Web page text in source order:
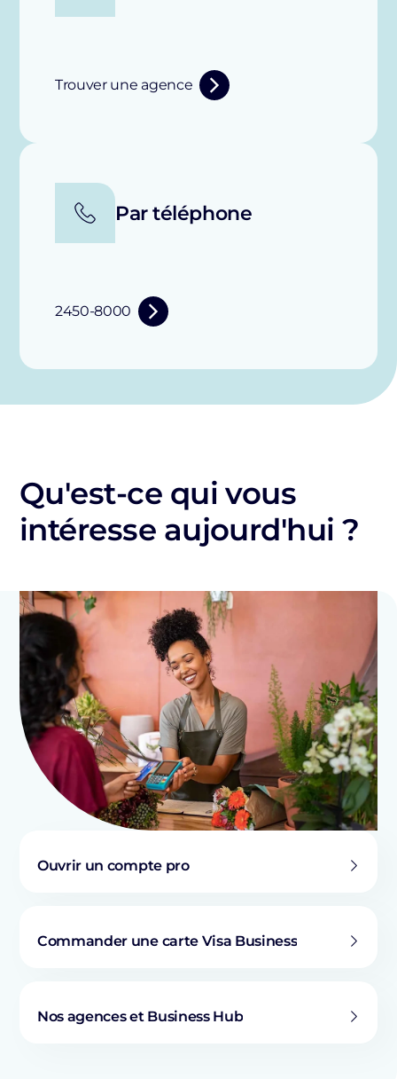
Trouver une agence
Par téléphone
2450-8000
Qu'est-ce qui vous
intéresse aujourd'hui ?
Ouvrir un compte pro
Commander une carte Visa Business
Nos agences et Business Hub